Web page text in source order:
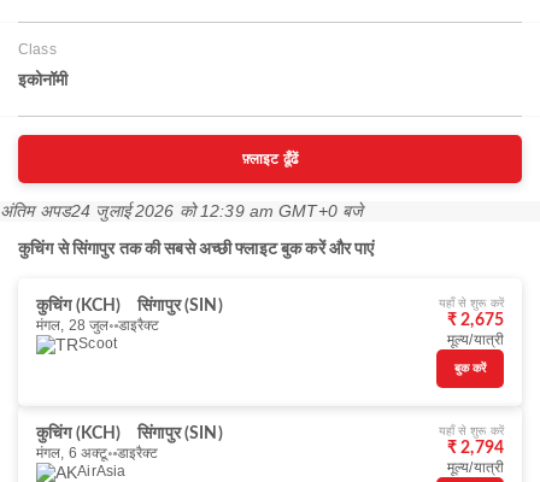
Class
इकोनॉमी
फ़्लाइट ढूँढें
अंतिम अपड24 जुलाई 2026 को 12:39 am GMT+0 बजे
कुचिंग से सिंगापुर तक की सबसे अच्छी फ्लाइट बुक करें और पाएं
कुचिंग (KCH)
सिंगापुर (SIN)
मंगल, 28 जुल॰ डाइरैक्ट
Scoot
यहाँ से शुरू करें
₹ 2,675
मूल्य/यात्री
बुक करें
कुचिंग (KCH)
सिंगापुर (SIN)
मंगल, 6 अक्टू॰ डाइरैक्ट
AirAsia
यहाँ से शुरू करें
₹ 2,794
मूल्य/यात्री